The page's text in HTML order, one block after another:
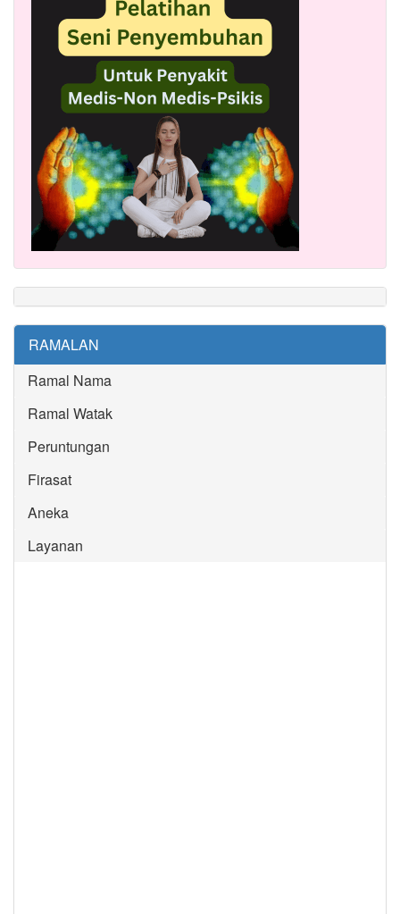
RAMALAN
Ramal Nama
Ramal Watak
Peruntungan
Firasat
Aneka
Layanan